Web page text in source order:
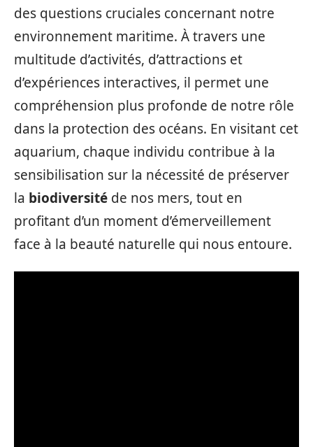
des questions cruciales concernant notre
environnement maritime. À travers une
multitude d’activités, d’attractions et
d’expériences interactives, il permet une
compréhension plus profonde de notre rôle
dans la protection des océans. En visitant cet
aquarium, chaque individu contribue à la
sensibilisation sur la nécessité de préserver
la biodiversité de nos mers, tout en
profitant d’un moment d’émerveillement
face à la beauté naturelle qui nous entoure.